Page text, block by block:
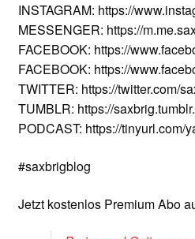
INSTAGRAM: https://
MESSENGER: https://
FACEBOOK: https://
FACEBOOK: https://
TWITTER: https://twitter.com/
TUMBLR: https://
PODCAST: https://tinyurl.com/
#saxbrigblog
Jetzt kostenlos Premium Abo